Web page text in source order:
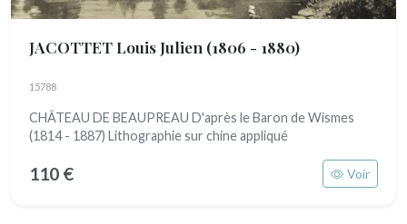
JACOTTET Louis Julien (1806 - 1880)
15788
CHÂTEAU DE BEAUPREAU D'après le Baron de Wismes
(1814 - 1887) Lithographie sur chine appliqué
110 € Voir